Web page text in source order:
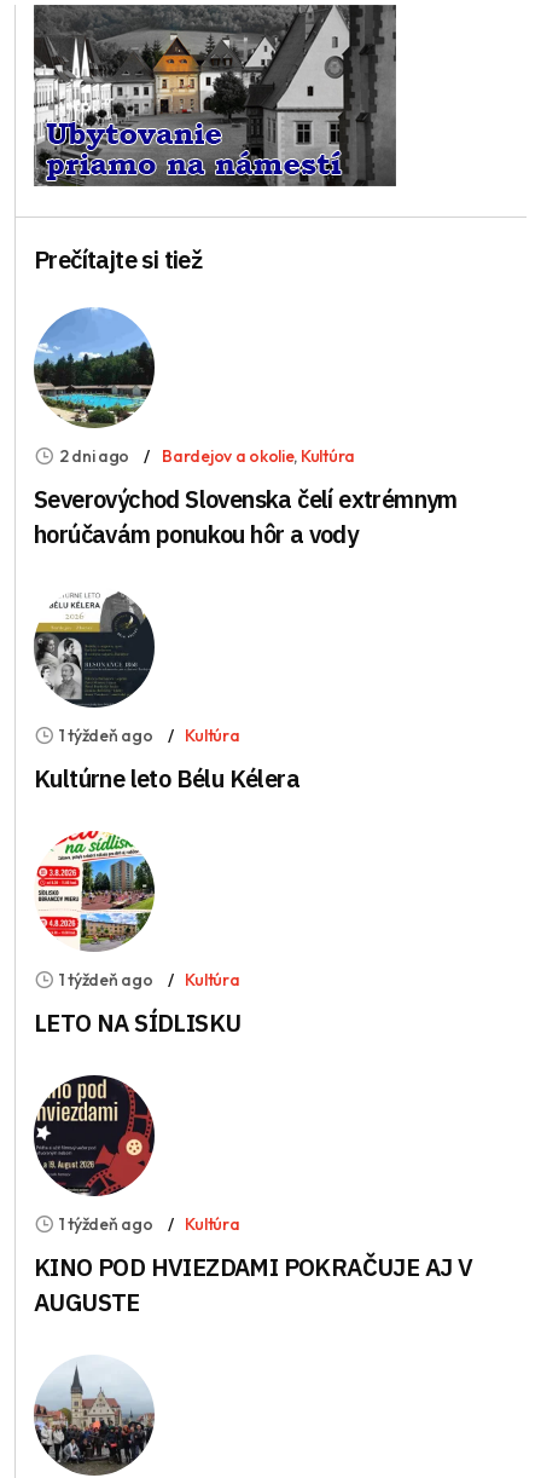
Prečítajte si tiež
2 dni ago Bardejov a okolie, Kultúra
Severovýchod Slovenska čelí extrémnym
horúčavám ponukou hôr a vody
1 týždeň ago Kultúra
Kultúrne leto Bélu Kélera
1 týždeň ago Kultúra
LETO NA SÍDLISKU
1 týždeň ago Kultúra
KINO POD HVIEZDAMI POKRAČUJE AJ V
AUGUSTE